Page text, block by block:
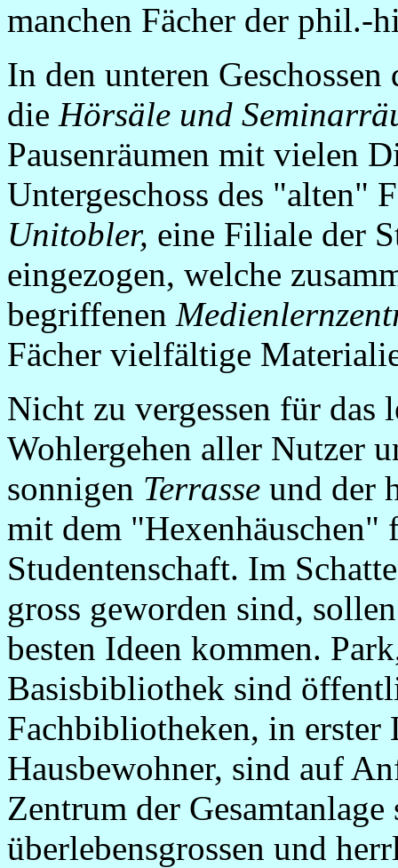
manchen Fächer der phil.-
In den unteren
die Hörsäle und
Pausenräumen mit vielen
Untergeschoss des "alten"
Unitobler, eine Filiale der
eingezogen, welche
begriffenen
Fächer vielfältige
Nicht zu vergessen für das
Wohlergehen aller Nutzer
sonnigen Terrasse und der
mit dem "Hexenhäuschen"
Studentenschaft. Im
gross geworden sind,
besten Ideen kommen.
Basisbibliothek sind
Fachbibliotheken, in erster
Hausbewohner, sind auf
Zentrum der
überlebensgrossen und